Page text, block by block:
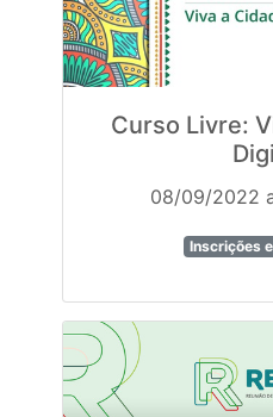
Curso Livre:
08/09/2022
Inscrições